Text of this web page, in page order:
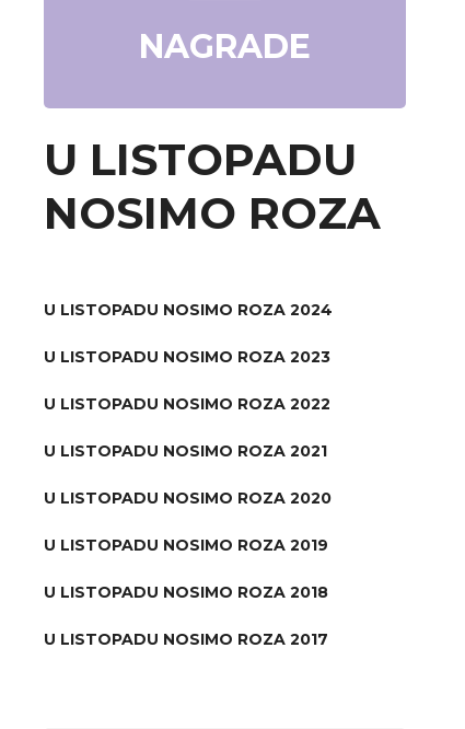
NAGRADE
U LISTOPADU
NOSIMO ROZA
U LISTOPADU NOSIMO ROZA 2024
U LISTOPADU NOSIMO ROZA 2023
U LISTOPADU NOSIMO ROZA 2022
U LISTOPADU NOSIMO ROZA 2021
U LISTOPADU NOSIMO ROZA 2020
U LISTOPADU NOSIMO ROZA 2019
U LISTOPADU NOSIMO ROZA 2018
U LISTOPADU NOSIMO ROZA 2017